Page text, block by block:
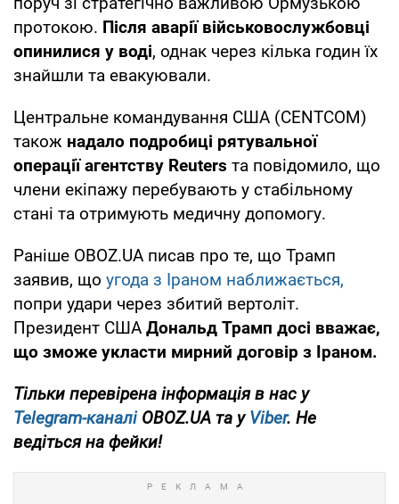
протокою. Після аварії військовослужбовці
опинилися у воді, однак через кілька годин їх
знайшли та евакуювали.
Центральне командування США (CENTCOM)
також надало подробиці рятувальної
операції агентству Reuters та повідомило, що
члени екіпажу перебувають у стабільному
стані та отримують медичну допомогу.
Раніше OBOZ.UA писав про те, що Трамп
заявив, що угода з Іраном наближається,
попри удари через збитий вертоліт.
Президент США Дональд Трамп досі вважає,
що зможе укласти мирний договір з Іраном.
Тільки перевірена інформація в нас у
Telegram-каналіOBOZ.UA та уViber. Не
ведіться на фейки!